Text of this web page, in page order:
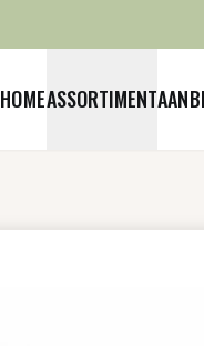
HOMEASSORTIMENT